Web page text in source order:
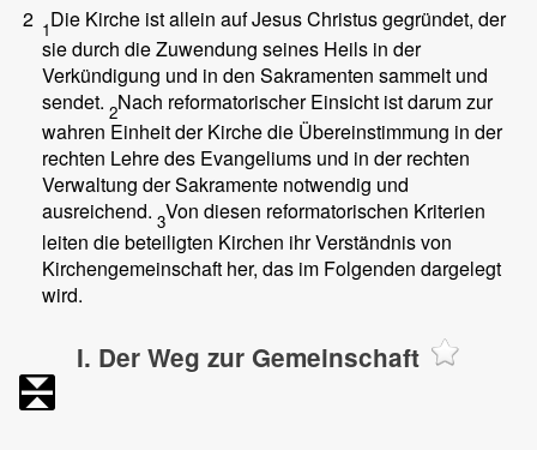
2 1Die Kirche ist allein auf Jesus Christus gegründet, der
sie durch die Zuwendung seines Heils in der
Verkündigung und in den Sakramenten sammelt und
sendet. 2Nach reformatorischer Einsicht ist darum zur
wahren Einheit der Kirche die Übereinstimmung in der
rechten Lehre des Evangeliums und in der rechten
Verwaltung der Sakramente notwendig und
ausreichend. 3Von diesen reformatorischen Kriterien
leiten die beteiligten Kirchen ihr Verständnis von
Kirchengemeinschaft her, das im Folgenden dargelegt
wird.
I. Der Weg zur Gemeinschaft